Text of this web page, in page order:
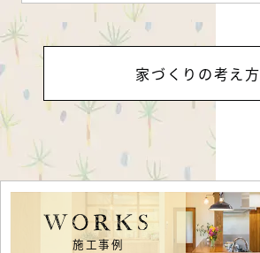
家づくりの考え方
WORKS
施工事例